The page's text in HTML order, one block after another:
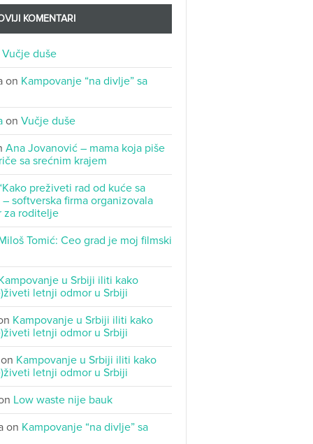
KOMENTARI
Vučje duše
on Kampovanje “na divlje” sa
on Vučje duše
Ana Jovanović – mama koja piše
sa srećnim krajem
preživeti rad od kuće sa
– softverska firma organizovala
za roditelje
Tomić: Ceo grad je moj filmski
u Srbiji iliti kako
letnji odmor u Srbiji
Kampovanje u Srbiji iliti kako
letnji odmor u Srbiji
Kampovanje u Srbiji iliti kako
letnji odmor u Srbiji
Low waste nije bauk
on Kampovanje “na divlje” sa